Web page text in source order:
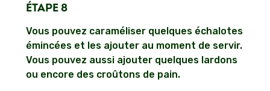
ÉTAPE 8
Vous pouvez caraméliser quelques échalotes
émincées et les ajouter au moment de servir.
Vous pouvez aussi ajouter quelques lardons
ou encore des croûtons de pain.